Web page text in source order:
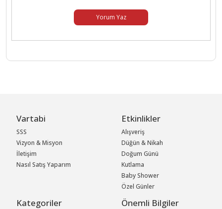
Yorum Yaz
Vartabi
SSS
Vizyon & Misyon
İletişim
Nasıl Satış Yaparım
Etkinlikler
Alışveriş
Düğün & Nikah
Doğum Günü
Kutlama
Baby Shower
Özel Günler
Kategoriler Önemli Bilgiler